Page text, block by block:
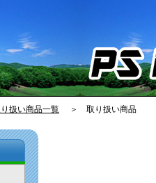
扱い商品一覧 ＞ 取り扱い商品